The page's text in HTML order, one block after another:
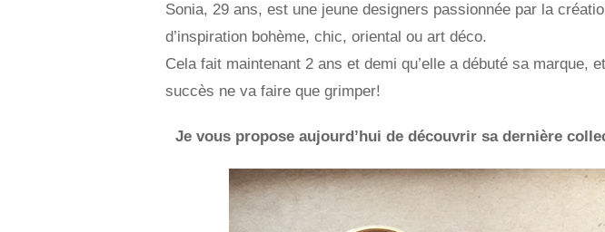
Sonia, 29 ans, est une jeune designers passionnée par la
d’inspiration bohème, chic, oriental ou art déco.
Cela fait maintenant 2 ans et demi qu’elle a débuté sa marque,
succès ne va faire que grimper!
Je vous propose aujourd’hui de découvrir sa dernière